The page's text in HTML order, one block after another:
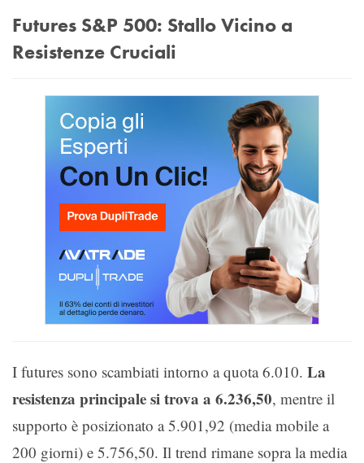
Futures S&P 500: Stallo Vicino a
Resistenze Cruciali
I futures sono scambiati intorno a quota 6.010. La
resistenza principale si trova a 6.236,50, mentre il
supporto è posizionato a 5.901,92 (media mobile a
200 giorni) e 5.756,50. Il trend rimane sopra la media